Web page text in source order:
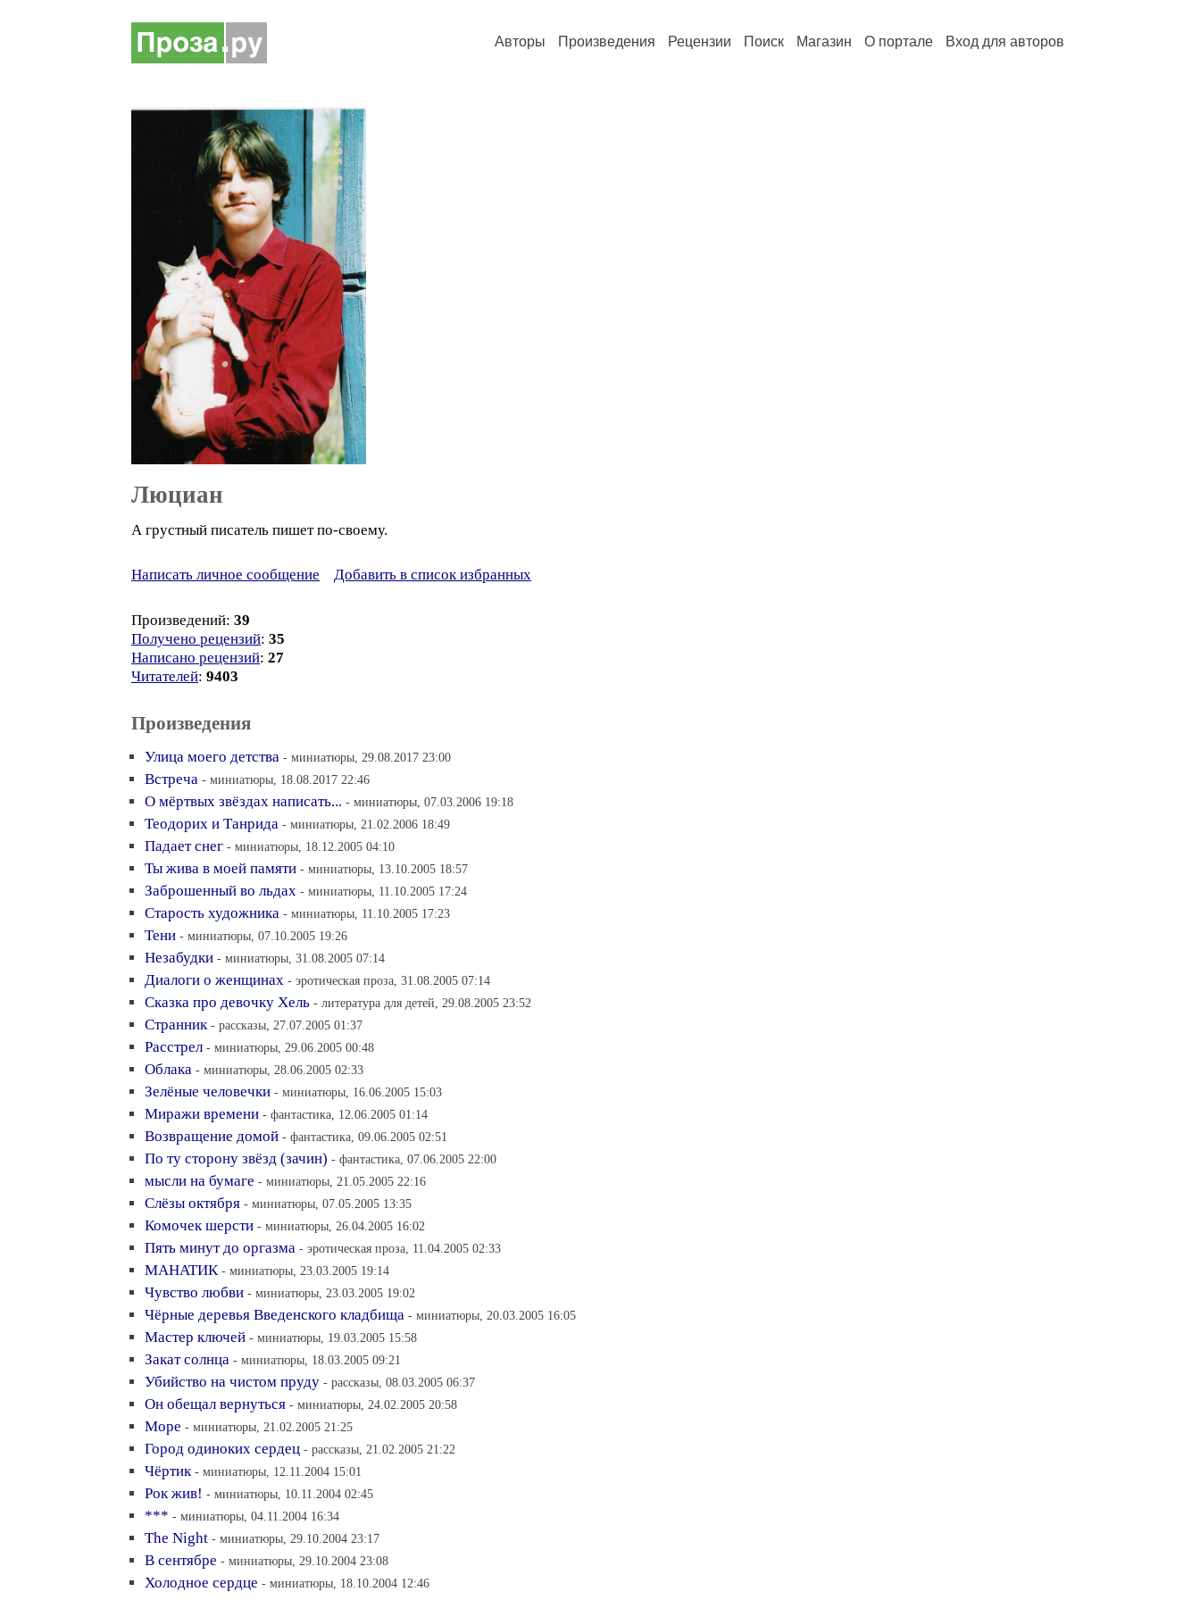
Авторы Произведения Рецензии Поиск Магазин О портале Вход для авторов
Люциан
А грустный писатель пишет по-своему.
Написать личное сообщение Добавить в список избранных
Произведений: 39
Получено рецензий: 35
Написано рецензий: 27
Читателей: 9403
Произведения
Улица моего детства - миниатюры, 29.08.2017 23:00
Встреча - миниатюры, 18.08.2017 22:46
О мёртвых звёздах написать... - миниатюры, 07.03.2006 19:18
Теодорих и Танрида - миниатюры, 21.02.2006 18:49
Падает снег - миниатюры, 18.12.2005 04:10
Ты жива в моей памяти - миниатюры, 13.10.2005 18:57
Заброшенный во льдах - миниатюры, 11.10.2005 17:24
Старость художника - миниатюры, 11.10.2005 17:23
Тени - миниатюры, 07.10.2005 19:26
Незабудки - миниатюры, 31.08.2005 07:14
Диалоги о женщинах - эротическая проза, 31.08.2005 07:14
Сказка про девочку Хель - литература для детей, 29.08.2005 23:52
Странник - рассказы, 27.07.2005 01:37
Расстрел - миниатюры, 29.06.2005 00:48
Облака - миниатюры, 28.06.2005 02:33
Зелёные человечки - миниатюры, 16.06.2005 15:03
Миражи времени - фантастика, 12.06.2005 01:14
Возвращение домой - фантастика, 09.06.2005 02:51
По ту сторону звёзд (зачин) - фантастика, 07.06.2005 22:00
мысли на бумаге - миниатюры, 21.05.2005 22:16
Слёзы октября - миниатюры, 07.05.2005 13:35
Комочек шерсти - миниатюры, 26.04.2005 16:02
Пять минут до оргазма - эротическая проза, 11.04.2005 02:33
МАНАТИК - миниатюры, 23.03.2005 19:14
Чувство любви - миниатюры, 23.03.2005 19:02
Чёрные деревья Введенского кладбища - миниатюры, 20.03.2005 16:05
Мастер ключей - миниатюры, 19.03.2005 15:58
Закат солнца - миниатюры, 18.03.2005 09:21
Убийство на чистом пруду - рассказы, 08.03.2005 06:37
Он обещал вернуться - миниатюры, 24.02.2005 20:58
Море - миниатюры, 21.02.2005 21:25
Город одиноких сердец - рассказы, 21.02.2005 21:22
Чёртик - миниатюры, 12.11.2004 15:01
Рок жив! - миниатюры, 10.11.2004 02:45
*** - миниатюры, 04.11.2004 16:34
The Night - миниатюры, 29.10.2004 23:17
В сентябре - миниатюры, 29.10.2004 23:08
Холодное сердце - миниатюры, 18.10.2004 12:46